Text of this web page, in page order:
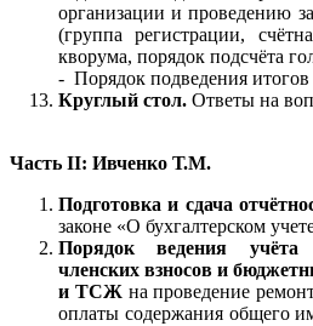
организации и проведению
(группа регистрации,
кворума, порядок подсчёта
- Порядок подведения итогов
Круглый стол. Ответы на
Часть II: Ивченко Т.М.
Подготовка и сдача
законе «О бухгалтерском
Порядок ведения учёта
членских взносов и
и ТСЖ на проведение
оплаты содержания общего